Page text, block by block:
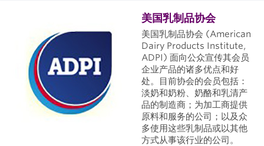
美国乳制品协会
美国乳制品协会 (American
Dairy Products Institute,
ADPI) 面向公众宣传其会员
企业产品的诸多优点和好
处。目前协会的会员包括：
淡奶和奶粉、奶酪和乳清产
品的制造商；为加工商提供
原料和服务的公司；以及众
多使用这些乳制品或以其他
方式从事该行业的公司。